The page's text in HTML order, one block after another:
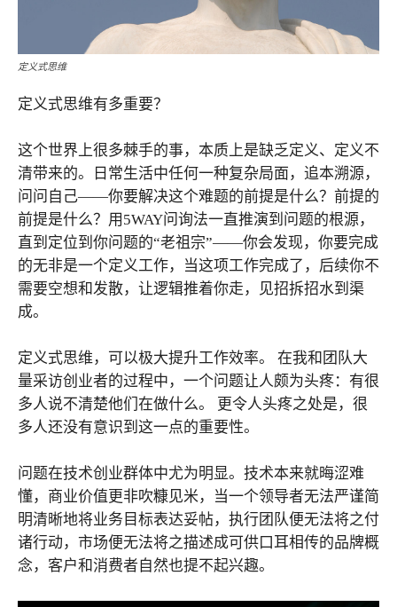
定义式思维
定义式思维有多重要？
这个世界上很多棘手的事，本质上是缺乏定义、定义不
清带来的。日常生活中任何一种复杂局面，追本溯源，
问问自己——你要解决这个难题的前提是什么？前提的
前提是什么？用5WAY问询法一直推演到问题的根源，
直到定位到你问题的“老祖宗”——你会发现，你要完成
的无非是一个定义工作，当这项工作完成了，后续你不
需要空想和发散，让逻辑推着你走，见招拆招水到渠
成。
定义式思维，可以极大提升工作效率。 在我和团队大
量采访创业者的过程中，一个问题让人颇为头疼：有很
多人说不清楚他们在做什么。 更令人头疼之处是，很
多人还没有意识到这一点的重要性。
问题在技术创业群体中尤为明显。技术本来就晦涩难
懂，商业价值更非吹糠见米，当一个领导者无法严谨简
明清晰地将业务目标表达妥帖，执行团队便无法将之付
诸行动，市场便无法将之描述成可供口耳相传的品牌概
念，客户和消费者自然也提不起兴趣。